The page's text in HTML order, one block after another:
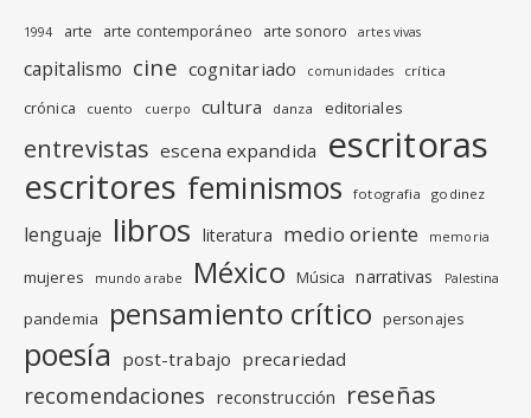
1994 arte arte contemporáneo arte sonoro artes vivas
capitalismo cine cognitariado comunidades crítica
crónica cuento cuerpo cultura danza editoriales
entrevistas escena expandida escritoras
escritores feminismos fotografia godinez
lenguaje libros literatura medio oriente memoria
mujeres mundo arabe México Música narrativas Palestina
pandemia pensamiento crítico personajes
poesía post-trabajo precariedad
recomendaciones reconstrucción reseñas